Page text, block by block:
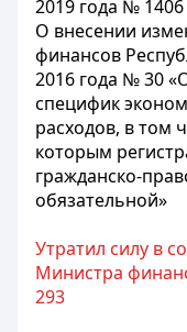
2019 года № 1406
О внесении
финансов
2016 года № 30
специфик
расходов, в том
которым
гражданско-
обязательной»
Утратил силу в
Министра
293